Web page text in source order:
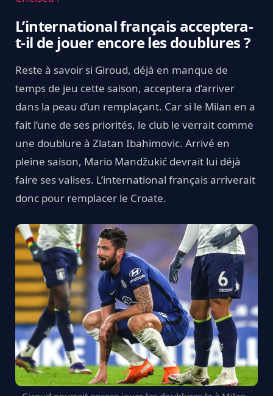
L’international français acceptera-
t-il de jouer encore les doublures ?
Reste à savoir si Giroud, déjà en manque de
temps de jeu cette saison, acceptera d’arriver
dans la peau d’un remplaçant. Car si le Milan en a
fait l’une de ses priorités, le club le verrait comme
une doublure à Zlatan Ibahimovic. Arrivé en
pleine saison, Mario Mandžukić devrait lui déjà
faire ses valises. L’international français arriverait
donc pour remplacer le Croate.